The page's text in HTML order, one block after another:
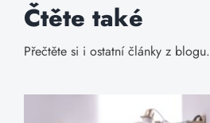
Čtěte také
Přečtěte si i ostatní články z blogu.